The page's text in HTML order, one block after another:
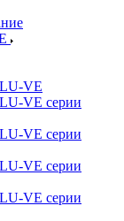
LU-VE
VE серии
VE серии
VE серии
VE серии